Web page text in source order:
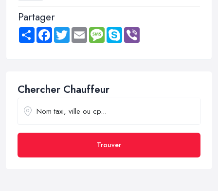
Partager
Share FacebookTwitter Email MessageSkype
Chercher Chauffeur
Trouver